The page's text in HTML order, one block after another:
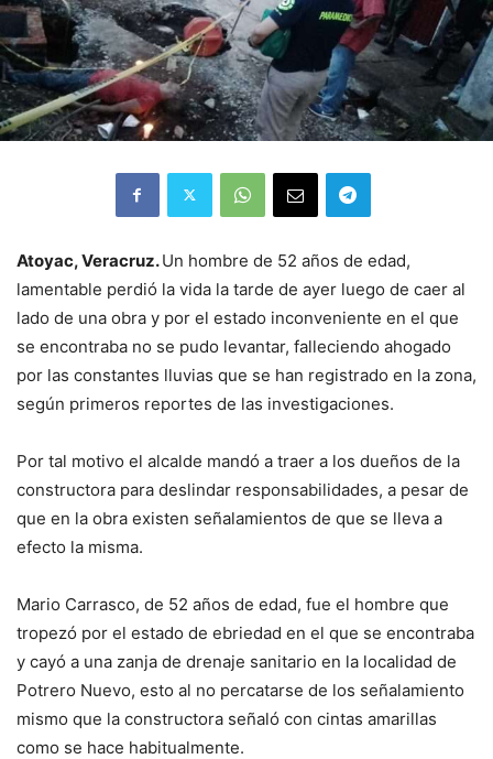
Atoyac, Veracruz.Un hombre de 52 años de edad,
lamentable perdió la vida la tarde de ayer luego de caer al
lado de una obra y por el estado inconveniente en el que
se encontraba no se pudo levantar, falleciendo ahogado
por las constantes lluvias que se han registrado en la zona,
según primeros reportes de las investigaciones.
Por tal motivo el alcalde mandó a traer a los dueños de la
constructora para deslindar responsabilidades, a pesar de
que en la obra existen señalamientos de que se lleva a
efecto la misma.
Mario Carrasco, de 52 años de edad, fue el hombre que
tropezó por el estado de ebriedad en el que se encontraba
y cayó a una zanja de drenaje sanitario en la localidad de
Potrero Nuevo, esto al no percatarse de los señalamiento
mismo que la constructora señaló con cintas amarillas
como se hace habitualmente.